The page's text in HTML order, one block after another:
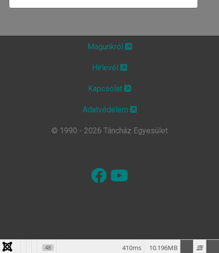
Magunkról
Hírlevél
Kapcsolat
Adatvédelem
© 1990 - 2026 Táncház Egyesület
48 10.196MB
410ms